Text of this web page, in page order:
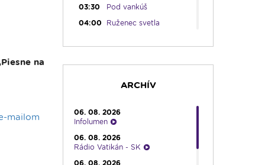
na
mailom
03:30
Pod vankúš
04:00
Ruženec svetla
- repríza
04:50 Deň s modlitbou
Rádio Vatikán - CZ
05:30
Litánie k Božskému
05:45
Ranné chvály
06:00
Lumenáda - štvrtok (I.)
ARCHÍV
06. 08. 2026
Infolumen
06. 08. 2026
Rádio Vatikán - SK
06. 08. 2026